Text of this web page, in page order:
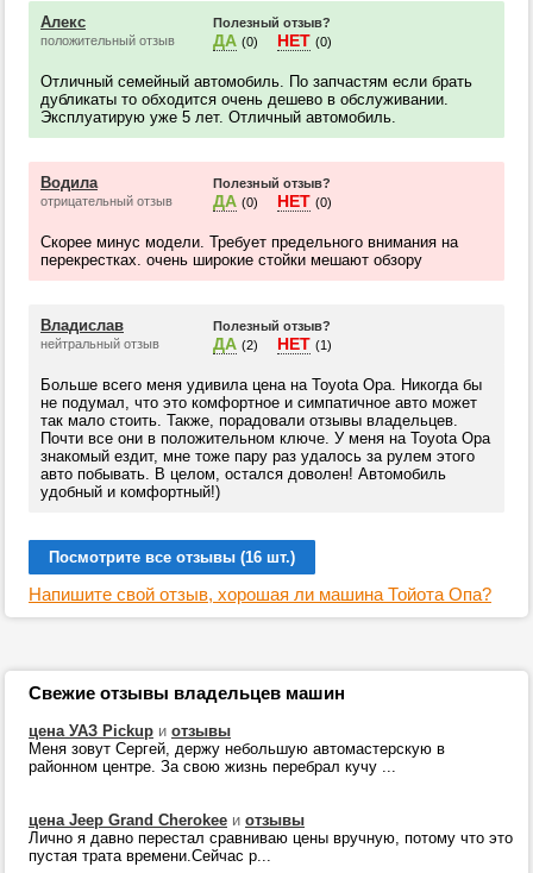
Алекс
положительный отзыв
Полезный отзыв?
ДА (0) НЕТ (0)
Отличный семейный автомобиль. По запчастям если брать
дубликаты то обходится очень дешево в обслуживании.
Эксплуатирую уже 5 лет. Отличный автомобиль.
Водила
отрицательный отзыв
Полезный отзыв?
ДА (0) НЕТ (0)
Скорее минус модели. Требует предельного внимания на
перекрестках. очень широкие стойки мешают обзору
Владислав
нейтральный отзыв
Полезный отзыв?
ДА (2) НЕТ (1)
Больше всего меня удивила цена на Toyota Opa. Никогда бы
не подумал, что это комфортное и симпатичное авто может
так мало стоить. Также, порадовали отзывы владельцев.
Почти все они в положительном ключе. У меня на Toyota Opa
знакомый ездит, мне тоже пару раз удалось за рулем этого
авто побывать. В целом, остался доволен! Автомобиль
удобный и комфортный!)
Посмотрите все отзывы (16 шт.)
Напишите свой отзыв, хорошая ли машина Тойота Опа?
Свежие отзывы владельцев машин
цена УАЗ Pickup и отзывы
Меня зовут Сергей, держу небольшую автомастерскую в
районном центре. За свою жизнь перебрал кучу ...
цена Jeep Grand Cherokee и отзывы
Лично я давно перестал сравниваю цены вручную, потому что это
пустая трата времени.Сейчас р...